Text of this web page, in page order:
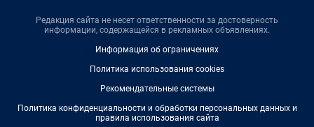
Редакция сайта не несет ответственности за достоверность
информации, содержащейся в рекламных объявлениях.
Информация об ограничениях
Политика использования cookies
Рекомендательные системы
Политика конфиденциальности и обработки персональных данных и
правила использования сайта